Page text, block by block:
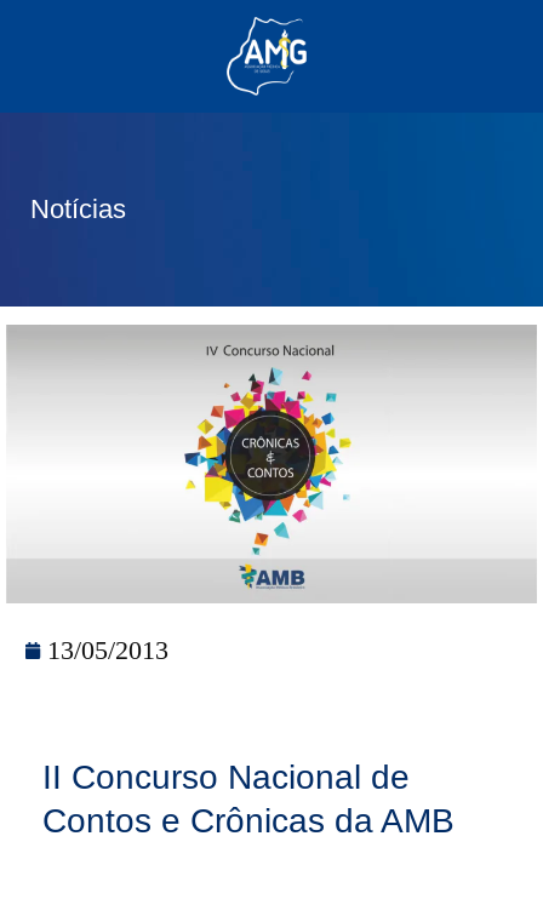
Notícias
13/05/2013
II Concurso Nacional de
Contos e Crônicas da AMB